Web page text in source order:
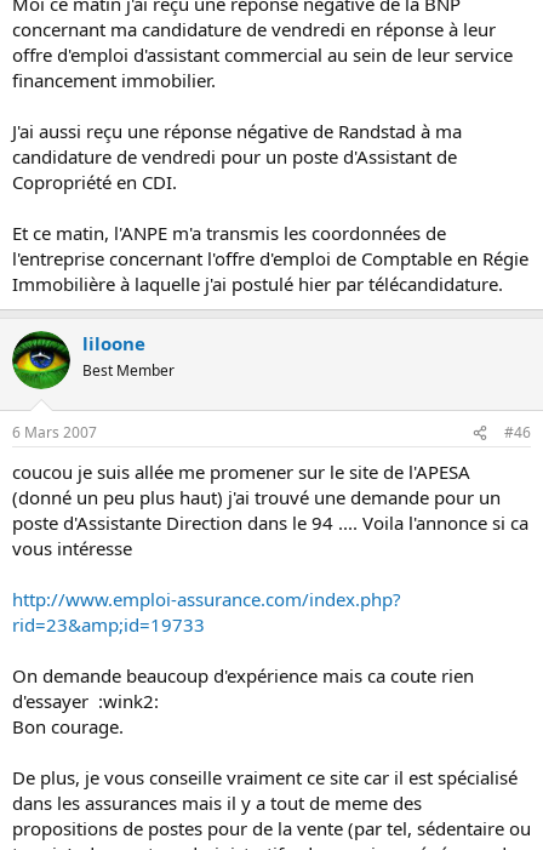
concernant ma candidature de vendredi en réponse à leur
offre d'emploi d'assistant commercial au sein de leur service
financement immobilier.
J'ai aussi reçu une réponse négative de Randstad à ma
candidature de vendredi pour un poste d'Assistant de
Copropriété en CDI.
Et ce matin, l'ANPE m'a transmis les coordonnées de
l'entreprise concernant l'offre d'emploi de Comptable en Régie
Immobilière à laquelle j'ai postulé hier par télécandidature.
liloone
Best Member
6 Mars 2007 #46
coucou je suis allée me promener sur le site de l'APESA
(donné un peu plus haut) j'ai trouvé une demande pour un
poste d'Assistante Direction dans le 94 .... Voila l'annonce si ca
vous intéresse
http://www.emploi-assurance.com/index.php?
rid=23&amp;id=19733
On demande beaucoup d'expérience mais ca coute rien
d'essayer :wink2:
Bon courage.
De plus, je vous conseille vraiment ce site car il est spécialisé
dans les assurances mais il y a tout de meme des
propositions de postes pour de la vente (par tel, sédentaire ou